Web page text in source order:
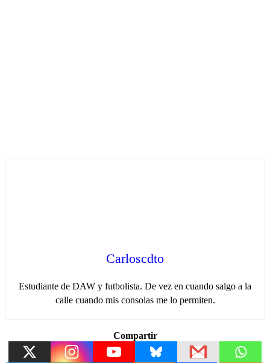
Carloscdto
Estudiante de DAW y futbolista. De vez en cuando salgo a la
calle cuando mis consolas me lo permiten.
Compartir